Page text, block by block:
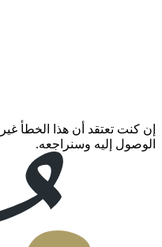
إن كنت تعتقد أن هذا الخطأ
الوصول إليه وسنراجعه.